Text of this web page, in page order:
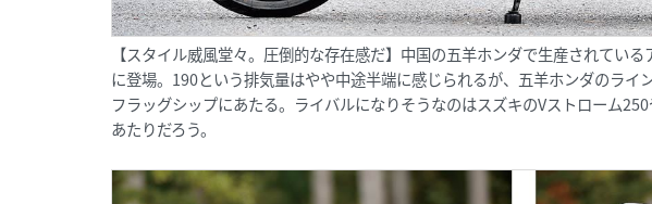
【スタイル威風堂々。圧倒的な存在感だ】中国の五羊ホンダで生産されてい
に登場。190という排気量はやや中途半端に感じられるが、五羊ホンダのライ
フラッグシップにあたる。ライバルになりそうなのはスズキのVストローム
あたりだろう。